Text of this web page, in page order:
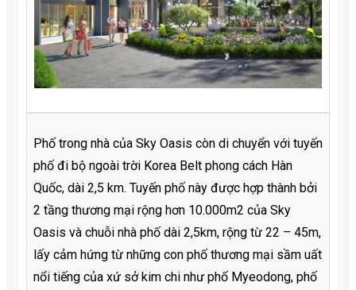
Phố trong nhà của Sky Oasis còn di chuyển với tuyến
phố đi bộ ngoài trời Korea Belt phong cách Hàn
Quốc, dài 2,5 km. Tuyến phố này được hợp thành bởi
2 tầng thương mại rộng hơn 10.000m2 của Sky
Oasis và chuỗi nhà phố dài 2,5km, rộng từ 22 – 45m,
lấy cảm hứng từ những con phố thương mại sầm uất
nổi tiếng của xứ sở kim chi như phố Myeodong, phố